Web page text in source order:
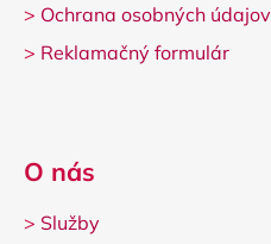
> Ochrana osobných údajov
> Reklamačný formulár
O nás
> Služby